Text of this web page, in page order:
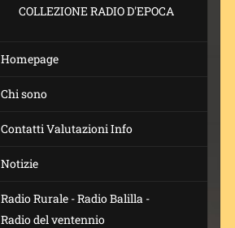
COLLEZIONE RADIO D'EPOCA
Homepage
Chi sono
Contatti Valutazioni Info
Notizie
Radio Rurale - Radio Balilla -
Radio del ventennio